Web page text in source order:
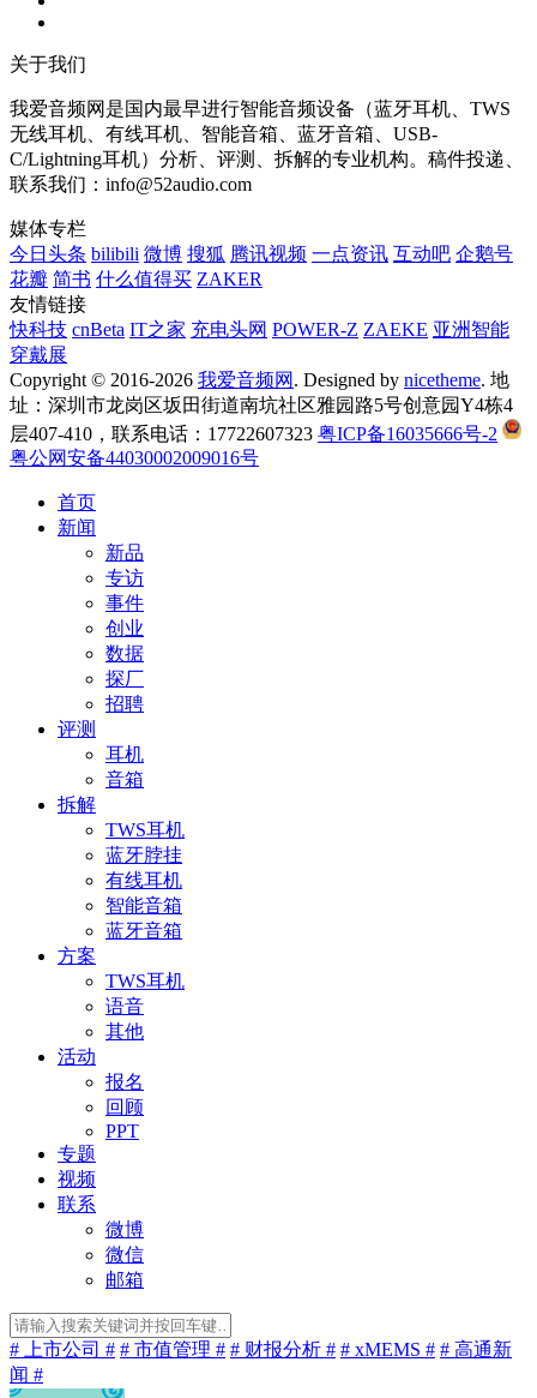
关于我们
我爱音频网是国内最早进行智能音频设备（蓝牙耳机、TWS
无线耳机、有线耳机、智能音箱、蓝牙音箱、USB-
C/Lightning耳机）分析、评测、拆解的专业机构。稿件投递、
联系我们：info@52audio.com
媒体专栏
今日头条 bilibili 微博 搜狐 腾讯视频 一点资讯 互动吧 企鹅号
花瓣 简书 什么值得买 ZAKER
友情链接
快科技 cnBeta IT之家 充电头网 POWER-Z ZAEKE 亚洲智能
穿戴展
Copyright © 2016-2026 我爱音频网 . Designed by nicetheme. 地
址：深圳市龙岗区坂田街道南坑社区雅园路5号创意园Y4栋4
层407-410，联系电话：17722607323 粤ICP备16035666号-2
粤公网安备44030002009016号
首页
新闻
新品
专访
事件
创业
数据
探厂
招聘
评测
耳机
音箱
拆解
TWS耳机
蓝牙脖挂
有线耳机
智能音箱
蓝牙音箱
方案
TWS耳机
语音
其他
活动
报名
回顾
PPT
专题
视频
联系
微博
微信
邮箱
# 上市公司 # # 市值管理 # # 财报分析 # # xMEMS # # 高通新
闻 #